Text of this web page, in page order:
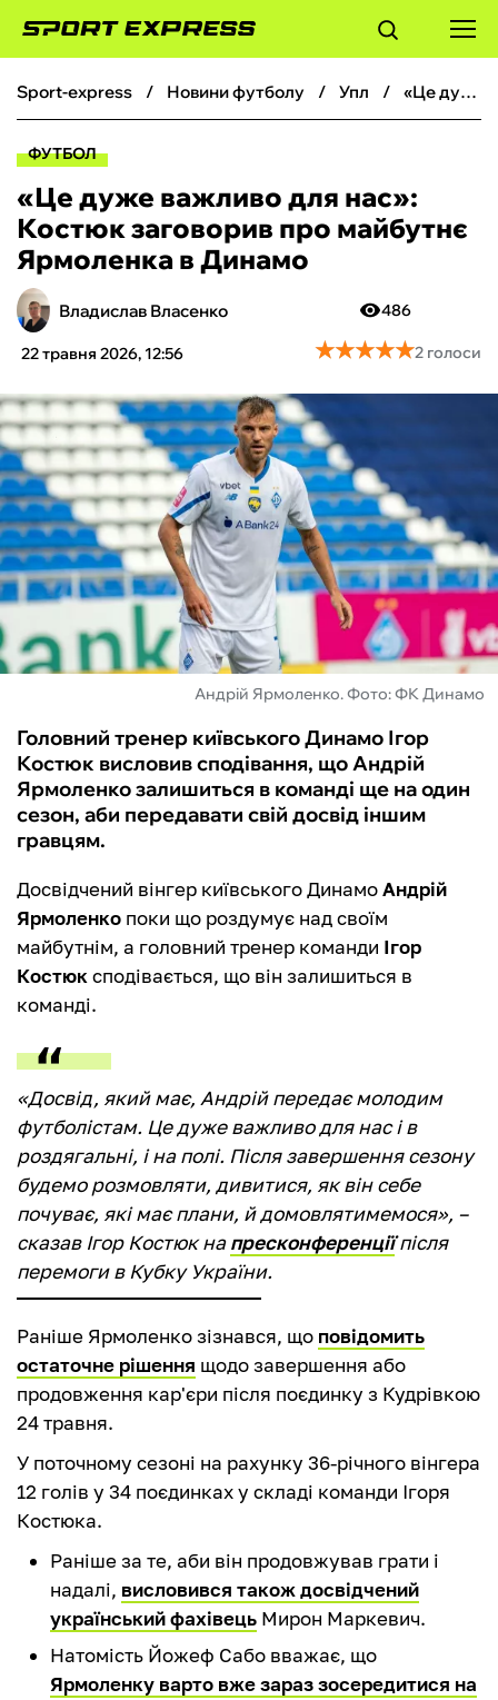
ФУТБОЛ
БОКС
ХОКЕЙ
ТЕНІС
КІБЕРСПОРТ
ЧС-2026
ФУТЗАЛ
ІНШІ
БУКМЕКЕРИ
sport-express новини футболу упл «‎Це дуже важливо для нас»: Костюк заговорив про майбутнє Ярмоленка в Динамо
ФУТБОЛ
«‎Це дуже важливо для нас»:
Костюк заговорив про майбутнє
Ярмоленка в Динамо
Владислав Власенко
22 травня 2026, 12:56
486
★★★★★
★★★★★2 голоси
Андрій Ярмоленко. Фото: ФК Динамо
Головний тренер київського Динамо Ігор
Костюк висловив сподівання, що Андрій
Ярмоленко залишиться в команді ще на один
сезон, аби передавати свій досвід іншим
гравцям.
Досвідчений вінгер київського ДинамоАндрій
Ярмоленко поки що роздумує над своїм
майбутнім, а головний тренер команди Ігор
Костюксподівається, що він залишиться в
команді.
«Досвід, який має, Андрій передає молодим
футболістам. Це дуже важливо для нас і в
роздягальні, і на полі. Після завершення сезону
будемо розмовляти, дивитися, як він себе
почуває, які має плани, й домовлятимемося», –
сказав Ігор Костюк напресконференціїпісля
перемоги в Кубку України.
Раніше Ярмоленко зізнався, що повідомить
остаточне рішення щодо завершення або
продовження кар'єри після поєдинку з Кудрівкою
24 травня.
У поточному сезоні на рахунку 36-річного вінгера
12 голів у 34 поєдинках у складі команди Ігоря
Костюка.
Раніше за те, аби він продовжував грати і
надалі, висловився також досвідчений
український фахівець Мирон Маркевич.
Натомість Йожеф Сабо вважає, що
Ярмоленку варто вже зараз зосередитися на